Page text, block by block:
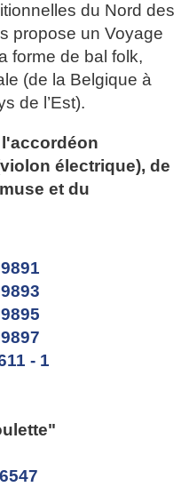
du Nord des
propose un Voyage
forme de bal folk,
(de la Belgique à
de l’Est).
électrique), de
et du